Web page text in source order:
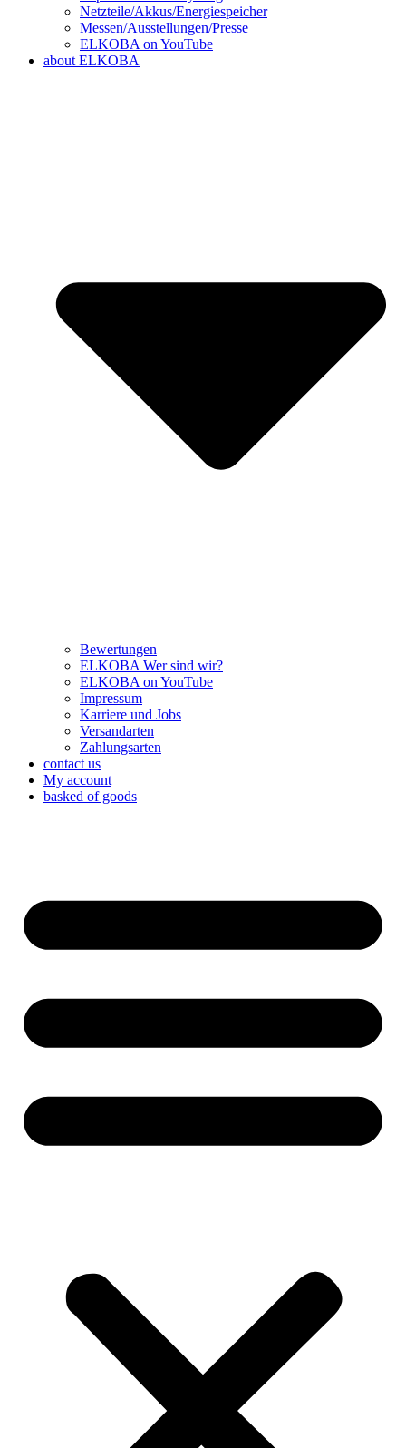
Netzteile/Akkus/Energiespeicher
Messen/Ausstellungen/Presse
ELKOBA on YouTube
about ELKOBA
Bewertungen
ELKOBA Wer sind wir?
ELKOBA on YouTube
Impressum
Karriere und Jobs
Versandarten
Zahlungsarten
contact us
My account
basked of goods